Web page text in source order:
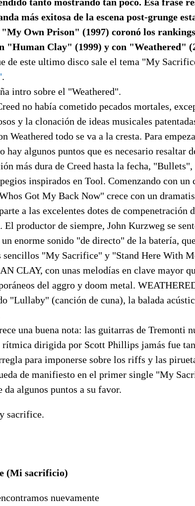
más exitosa de la escena post-grunge
Own Prison" (1997) coronó los
"Human Clay" (1999) y con "Weathered"
de este ultimo disco sale el tema "My
.
intro sobre el "Weathered".
no había cometido pecados mortales,
y la clonación de ideas musicales
Weathered todo se va a la cresta. Para
hay algunos puntos que es necesario resaltar
más dura de Creed hasta la fecha,
inspirados en Tool. Comenzando con
Got My Back Now" crece con un
a las excelentes dotes de compenetración
El productor de siempre, John Kurzweg se
enorme sonido "de directo" de la batería,
"My Sacrifice" y "Stand Here With
CLAY, con unas melodías en clave mayor
del aggro y doom metal.
"Lullaby" (canción de cuna), la balada
una buena nota: las guitarras de Tremonti
rítmica dirigida por Scott Phillips jamás fue
para imponerse sobre los riffs y las
de manifiesto en el primer single "My
algunos puntos a su favor.
sacrifice.
(Mi sacrificio)
nuevamente